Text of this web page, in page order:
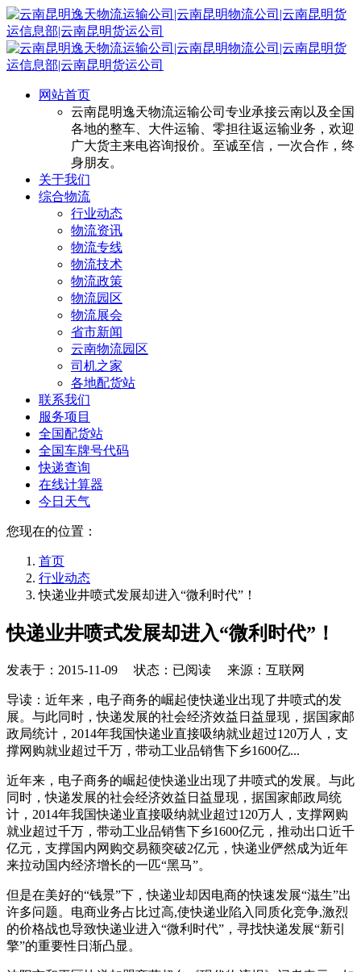
网站首页
云南昆明逸天物流运输公司专业承接云南以及全国
各地的整车、大件运输、零担往返运输业务，欢迎
广大货主来电咨询报价。至诚至信，一次合作，终
身朋友。
关于我们
综合物流
行业动态
物流资讯
物流专线
物流技术
物流政策
物流园区
物流展会
省市新闻
云南物流园区
司机之家
各地配货站
联系我们
服务项目
全国配货站
全国车牌号代码
快递查询
在线计算器
今日天气
您现在的位置：
首页
行业动态
快递业井喷式发展却进入“微利时代”！
快递业井喷式发展却进入“微利时代”！
发表于： 2015-11-09 状态：已阅读 来源：互联网
导读：近年来，电子商务的崛起使快递业出现了井喷式的发
展。与此同时，快递发展的社会经济效益日益显现，据国家邮
政局统计，2014年我国快递业直接吸纳就业超过120万人，支
撑网购就业超过千万，带动工业品销售下乡1600亿...
近年来，电子商务的崛起使快递业出现了井喷式的发展。与此
同时，快递发展的社会经济效益日益显现，据国家邮政局统
计，2014年我国快递业直接吸纳就业超过120万人，支撑网购
就业超过千万，带动工业品销售下乡1600亿元，推动出口近千
亿元，支撑国内网购交易额突破2亿元，快递业俨然成为近年
来拉动国内经济增长的一匹“黑马”。
但是在美好的“钱景”下，快递业却因电商的快速发展“滋生”出
许多问题。电商业务占比过高,使快递业陷入同质化竞争,激烈
的价格战也导致快递业进入“微利时代”，寻找快递发展“新引
擎”的重要性日渐凸显。